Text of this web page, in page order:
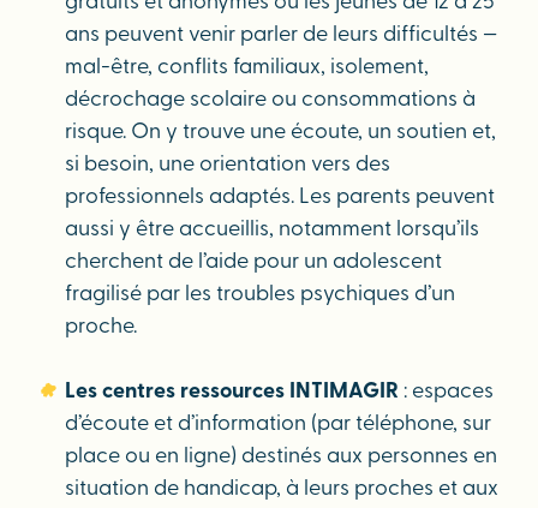
ans peuvent venir parler de leurs difficultés —
mal-être, conflits familiaux, isolement,
décrochage scolaire ou consommations à
risque. On y trouve une écoute, un soutien et,
si besoin, une orientation vers des
professionnels adaptés. Les parents peuvent
aussi y être accueillis, notamment lorsqu’ils
cherchent de l’aide pour un adolescent
fragilisé par les troubles psychiques d’un
proche.
Les centres ressources INTIMAGIR : espaces
d’écoute et d’information (par téléphone, sur
place ou en ligne) destinés aux personnes en
situation de handicap, à leurs proches et aux